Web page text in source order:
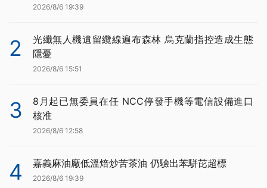
2026/8/6 19:39
2
光纖無人機遺留纜線遍布森林 烏克蘭指控造成生態
隱憂
2026/8/6 15:51
3
8月起已無委員在任 NCC停發手機等電信設備進口
核准
2026/8/6 12:58
4 嘉義麻油廠低溫焙炒苦茶油 仍驗出苯駢芘超標
2026/8/6 19:39